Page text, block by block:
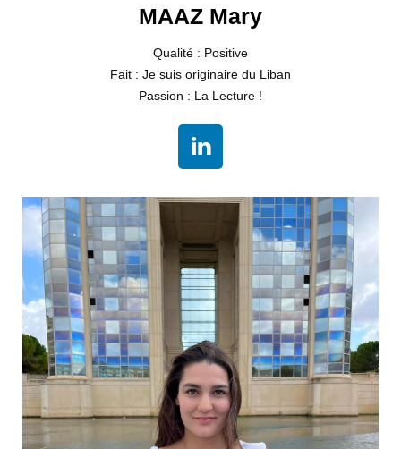
MAAZ Mary
Qualité : Positive
Fait : Je suis originaire du Liban
Passion : La Lecture !